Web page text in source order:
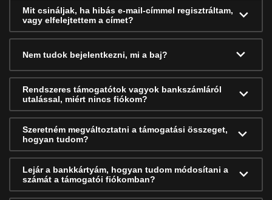
Mit csináljak, ha hibás e-mail-címmel regisztráltam,
vagy elfelejtettem a címet?
Nem tudok bejelentkezni, mi a baj?
Rendszeres támogatótok vagyok bankszámláról
utalással, miért nincs fiókom?
Szeretném megváltoztatni a támogatási összeget,
hogyan tudom?
Lejár a bankkártyám, hogyan tudom módosítani a
számát a támogatói fiókomban?